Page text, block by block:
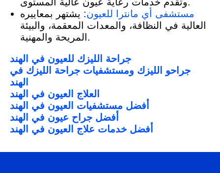
مستشفى أي مانترا للعيون: يشتهر بمعاييره
العالية في النظافة، والمعدات المعقمة، والبيئة
المريحة والمهنية.
جراحة الليزك للعيون في الهند
جراحو الليزك ومستشفيات جراحة الليزك في
الهند
العلاج العيون في الهند
أفضل مستشفيات العيون في الهند
أفضل جراح عيون في الهند
أفضل خدمات علاج العيون في الهند